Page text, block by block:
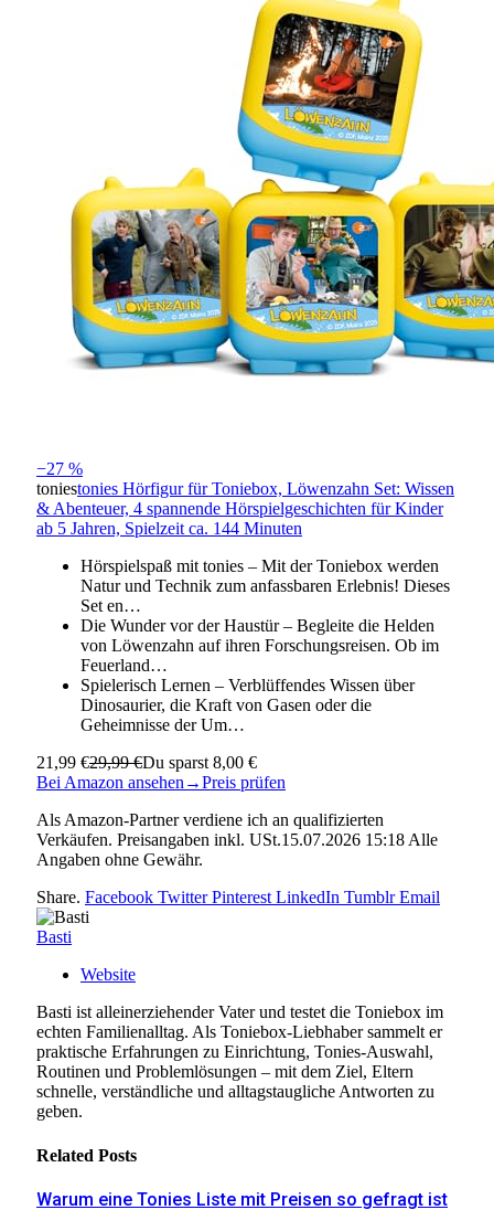
−27 %
toniestonies Hörfigur für Toniebox, Löwenzahn Set: Wissen
& Abenteuer, 4 spannende Hörspielgeschichten für Kinder
ab 5 Jahren, Spielzeit ca. 144 Minuten
Hörspielspaß mit tonies – Mit der Toniebox werden
Natur und Technik zum anfassbaren Erlebnis! Dieses
Set en…
Die Wunder vor der Haustür – Begleite die Helden
von Löwenzahn auf ihren Forschungsreisen. Ob im
Feuerland…
Spielerisch Lernen – Verblüffendes Wissen über
Dinosaurier, die Kraft von Gasen oder die
Geheimnisse der Um…
21,99 €29,99 €Du sparst 8,00 €
Bei Amazon ansehen→Preis prüfen
Als Amazon-Partner verdiene ich an qualifizierten
Verkäufen. Preisangaben inkl. USt.15.07.2026 15:18 Alle
Angaben ohne Gewähr.
Share. Facebook Twitter Pinterest LinkedIn Tumblr Email
Basti
Website
Basti ist alleinerziehender Vater und testet die Toniebox im
echten Familienalltag. Als Toniebox-Liebhaber sammelt er
praktische Erfahrungen zu Einrichtung, Tonies-Auswahl,
Routinen und Problemlösungen – mit dem Ziel, Eltern
schnelle, verständliche und alltagstaugliche Antworten zu
geben.
Related Posts
Warum eine Tonies Liste mit Preisen so gefragt ist